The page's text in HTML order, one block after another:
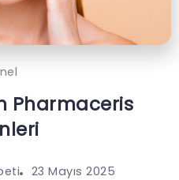
Pharmaceris
23 Mayıs 2025